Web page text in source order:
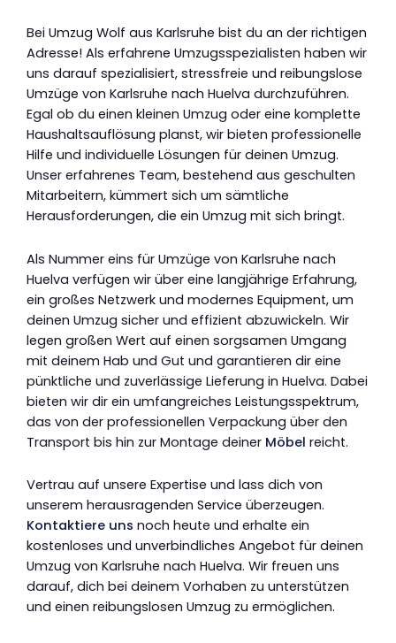
Bei Umzug Wolf aus Karlsruhe bist du an der richtigen
Adresse! Als erfahrene Umzugsspezialisten haben wir
uns darauf spezialisiert, stressfreie und reibungslose
Umzüge von Karlsruhe nach Huelva durchzuführen.
Egal ob du einen kleinen Umzug oder eine komplette
Haushaltsauflösung planst, wir bieten professionelle
Hilfe und individuelle Lösungen für deinen Umzug.
Unser erfahrenes Team, bestehend aus geschulten
Mitarbeitern, kümmert sich um sämtliche
Herausforderungen, die ein Umzug mit sich bringt.
Als Nummer eins für Umzüge von Karlsruhe nach
Huelva verfügen wir über eine langjährige Erfahrung,
ein großes Netzwerk und modernes Equipment, um
deinen Umzug sicher und effizient abzuwickeln. Wir
legen großen Wert auf einen sorgsamen Umgang
mit deinem Hab und Gut und garantieren dir eine
pünktliche und zuverlässige Lieferung in Huelva. Dabei
bieten wir dir ein umfangreiches Leistungsspektrum,
das von der professionellen Verpackung über den
Transport bis hin zur Montage deiner Möbel reicht.
Vertrau auf unsere Expertise und lass dich von
unserem herausragenden Service überzeugen.
Kontaktiere uns noch heute und erhalte ein
kostenloses und unverbindliches Angebot für deinen
Umzug von Karlsruhe nach Huelva. Wir freuen uns
darauf, dich bei deinem Vorhaben zu unterstützen
und einen reibungslosen Umzug zu ermöglichen.